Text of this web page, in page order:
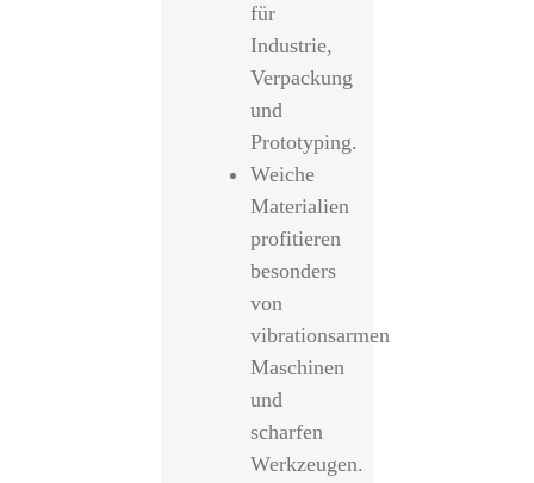
für
Industrie,
Verpackung
und
Prototyping.
Weiche
Materialien
profitieren
besonders
von
vibrationsarmen
Maschinen
und
scharfen
Werkzeugen.